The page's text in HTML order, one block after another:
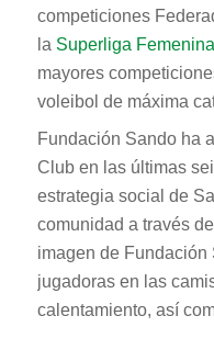
competiciones
la Superliga
mayores
voleibol de máxima
Fundación Sando ha
Club en las últimas
estrategia social de
comunidad a través
imagen de Fundación
jugadoras en las
calentamiento, así